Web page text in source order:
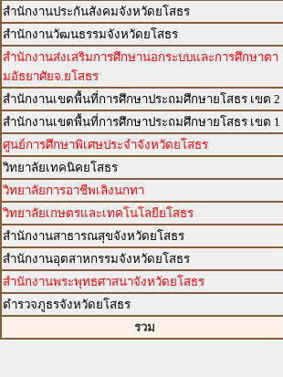
สำนักงานประกันสังคมจังหวัดยโสธร
สำนักงานวัฒนธรรมจังหวัดยโสธร
สำนักงานส่งเสริมการศึกษานอกระบบและการศึกษาตา
มอัธยาศัยจ.ยโสธร
สำนักงานเขตพื้นที่การศึกษาประถมศึกษายโสธร เขต 2
สำนักงานเขตพื้นที่การศึกษาประถมศึกษายโสธร เขต 1
ศูนย์การศึกษาพิเศษประจำจังหวัดยโสธร
วิทยาลัยเทคนิคยโสธร
วิทยาลัยการอาชีพเลิงนกทา
วิทยาลัยเกษตรและเทคโนโลยียโสธร
สำนักงานสาธารณสุขจังหวัดยโสธร
สำนักงานอุตสาหกรรมจังหวัดยโสธร
สำนักงานพระพุทธศาสนาจังหวัดยโสธร
ตำรวจภูธรจังหวัดยโสธร
รวม